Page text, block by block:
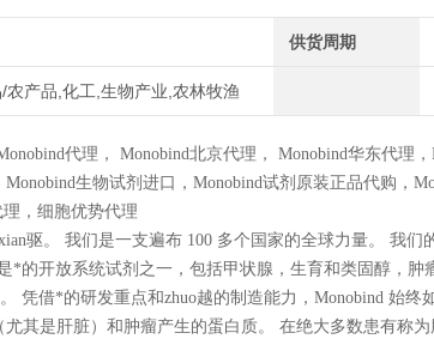
供货周期
农产品,化工,生物产业,农林牧渔
代理， Monobind北京代理， Monobind华东代理，
Monobind生物试剂进口， Monobind试剂原装正品代购，
，细胞优势代理
驱。 我们是一支遍布 100 多个国家的全球力量。 我
*的开放系统试剂之一，包括甲状腺，生育和类固醇，
凭借*的研发重点和zhuo越的制造能力，Monobind 始终
其是肝脏）和肿瘤产生的蛋白质。 在绝大多数患有称